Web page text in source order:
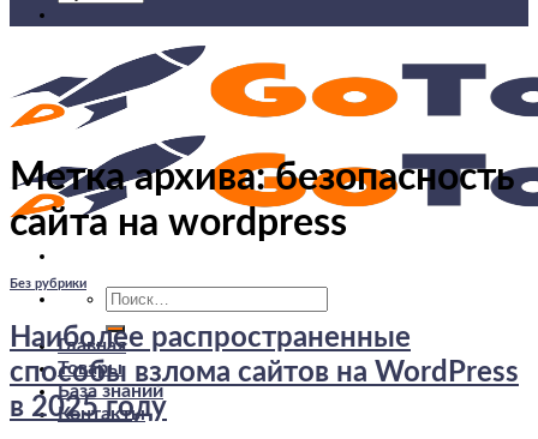
Искать:
Главная
Товары
База знаний
Контакты
Метка архива:безопасность
сайта на wordpress
Без рубрики
Наиболее распространенные
способы взлома сайтов на WordPress
в 2025 году